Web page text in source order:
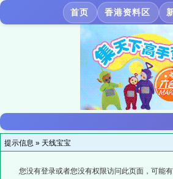
首页 香港资料区
提示信息 » 天线宝宝
您没有登录或者您没有权限访问此页面，可能